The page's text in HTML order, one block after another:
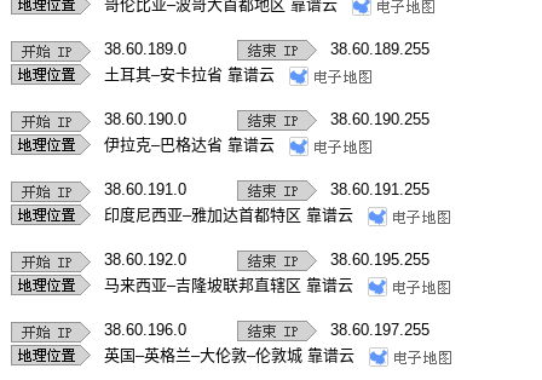
哥伦比亚–波哥大首都地区 靠谱云
38.60.189.0
38.60.189.255
土耳其–安卡拉省 靠谱云
38.60.190.0
38.60.190.255
伊拉克–巴格达省 靠谱云
38.60.191.0
38.60.191.255
印度尼西亚–雅加达首都特区 靠谱云
38.60.192.0
38.60.195.255
马来西亚–吉隆坡联邦直辖区 靠谱云
38.60.196.0
38.60.197.255
英国–英格兰–大伦敦–伦敦城 靠谱云